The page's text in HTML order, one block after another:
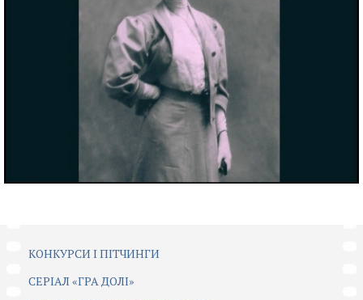
КОНКУРСИ І ПІТЧИНГИ
CЕРІАЛ «ГРА ДОЛІ»